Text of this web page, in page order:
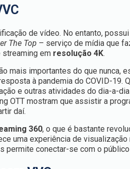
de vídeo. No entanto,
The Top – serviço de mídia que
em resolução 4K.
mais importantes do que nunca,
à pandemia do COVID-19.
e outras atividades do dia-a-
OTT mostram que assistir a
daí.
360, o que é bastante
uma experiência de
permite conectar-se com o